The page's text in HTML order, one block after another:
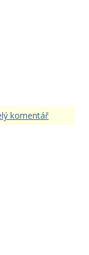
komentář